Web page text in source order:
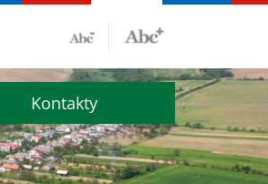
Kontakty